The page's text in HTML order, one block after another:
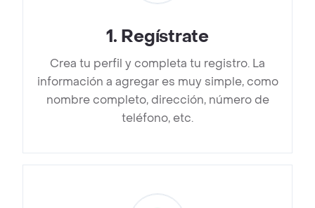
1. Regístrate
Crea tu perfil y completa tu registro. La
información a agregar es muy simple, como
nombre completo, dirección, número de
teléfono, etc.